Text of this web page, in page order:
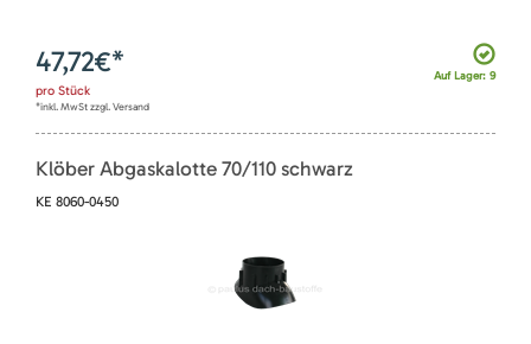
Auf Lager: 9
47,72€*
pro Stück
*inkl. MwSt zzgl. Versand
Klöber Abgaskalotte 70/110 schwarz
KE 8060-0450